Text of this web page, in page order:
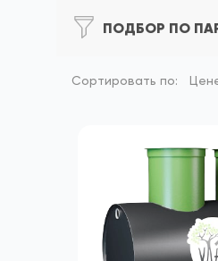
ПОДБОР ПО
Сортировать по: